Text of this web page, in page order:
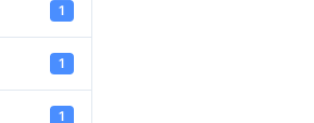
1
1
1